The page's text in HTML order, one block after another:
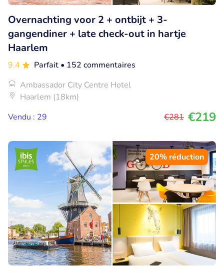
Overnachting voor 2 + ontbijt + 3-
gangendiner + late check-out in hartje
Haarlem
9.4 Parfait • 152 commentaires
Ambassador City Centre Hotel
Haarlem (18km)
Vendu : 29
€281 €219
20% réduction